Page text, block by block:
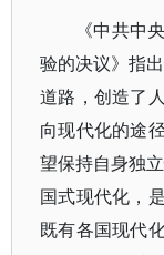
《中共中
验的决议》指
道路，创造了
向现代化的途
望保持自身独
国式现代化，
既有各国现代